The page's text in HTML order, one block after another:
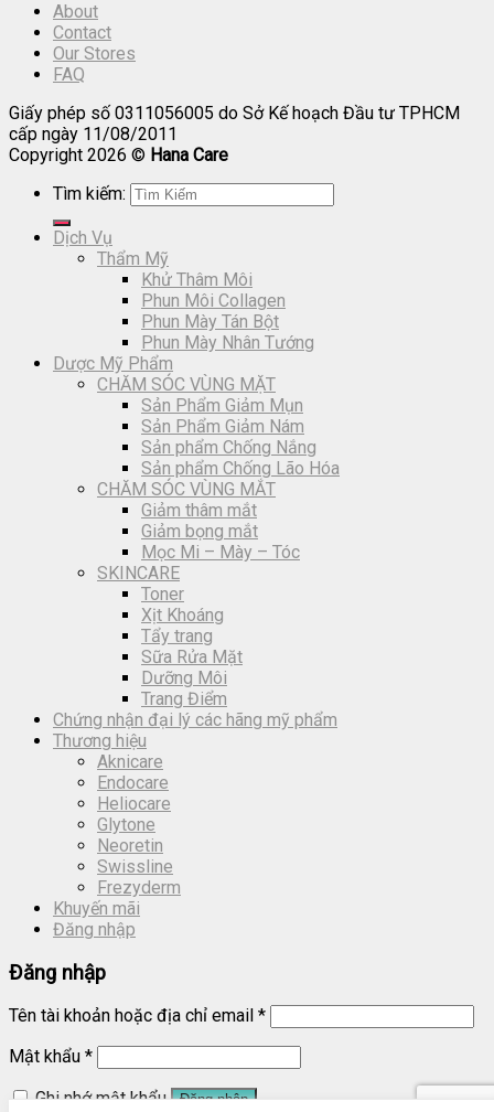
About
Contact
Our Stores
FAQ
Giấy phép số 0311056005 do Sở Kế hoạch Đầu tư TPHCM
cấp ngày 11/08/2011
Copyright 2026 © Hana Care
Tìm kiếm:
Dịch Vụ
Thẩm Mỹ
Khử Thâm Môi
Phun Môi Collagen
Phun Mày Tán Bột
Phun Mày Nhân Tướng
Dược Mỹ Phẩm
CHĂM SÓC VÙNG MẶT
Sản Phẩm Giảm Mụn
Sản Phẩm Giảm Nám
Sản phẩm Chống Nắng
Sản phẩm Chống Lão Hóa
CHĂM SÓC VÙNG MẮT
Giảm thâm mắt
Giảm bọng mắt
Mọc Mi – Mày – Tóc
SKINCARE
Toner
Xịt Khoáng
Tẩy trang
Sữa Rửa Mặt
Dưỡng Môi
Trang Điểm
Chứng nhận đại lý các hãng mỹ phẩm
Thương hiệu
Aknicare
Endocare
Heliocare
Glytone
Neoretin
Swissline
Frezyderm
Khuyến mãi
Đăng nhập
Đăng nhập
Tên tài khoản hoặc địa chỉ email *
Mật khẩu *
Ghi nhớ mật khẩu
Đăng nhập